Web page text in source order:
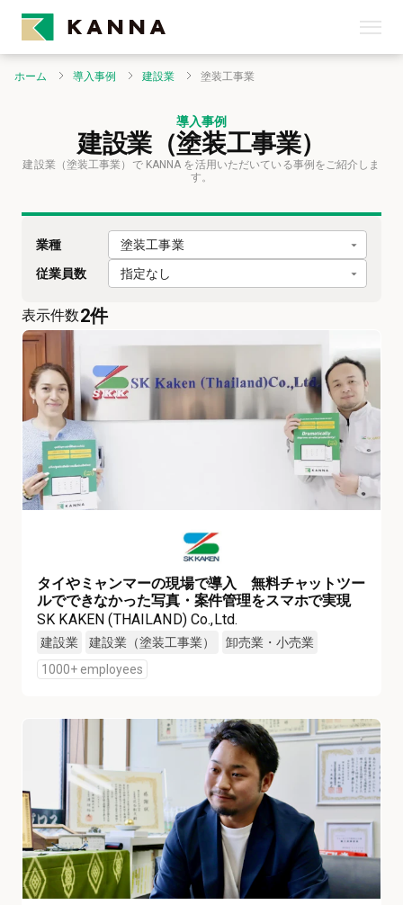
ホーム 導入事例 建設業 塗装工事業
導入事例
建設業（塗装工事業）
建設業（塗装工事業）で KANNA を活用いただいている事例をご紹介しま
す。
業種 塗装工事業
従業員数 指定なし
表示件数2件
タイやミャンマーの現場で導入 無料チャットツー
ルでできなかった写真・案件管理をスマホで実現
SK KAKEN (THAILAND) Co.,Ltd.
建設業 建設業（塗装工事業）
卸売業・小売業
1000+ employees